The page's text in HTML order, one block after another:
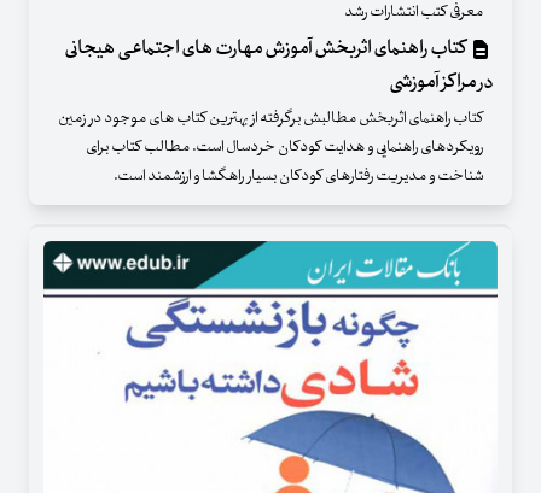
معرفی کتب انتشارات رشد
کتاب راهنمای اثربخش آموزش مهارت های اجتماعی هیجانی
در مراکز آموزشی
کتاب راهنمای اثربخش مطالبش برگرفته از بهترین کتاب های موجود در زمین
رویکردهای راهنمایی و هدایت کودکان خردسال است. مطالب کتاب برای
شناخت و مدیریت رفتارهای کودکان بسیار راهگشا و ارزشمند است.